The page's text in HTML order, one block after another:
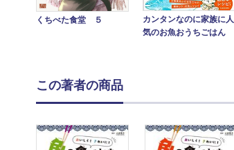
くちべた食堂 ５
カンタンなのに家族に人
気のお魚おうちごはん
この著者の商品